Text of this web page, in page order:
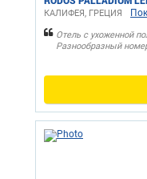
КАЛИФЕЯ, ГРЕЦИЯ
Отель с ухоженной
Разнообразный